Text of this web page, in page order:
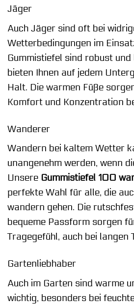
Jäger
Auch Jäger sind oft bei
Wetterbedingungen im
Gummistiefel sind robust
bieten Ihnen auf jedem
Halt. Die warmen Füße
Komfort und Konzentration
Wanderer
Wandern bei kaltem Wetter
unangenehm werden, wenn
Unsere Gummistiefel 100
perfekte Wahl für alle, die
wandern gehen. Die
bequeme Passform sorgen
Tragegefühl, auch bei langen
Gartenliebhaber
Auch im Garten sind warme
wichtig, besonders bei